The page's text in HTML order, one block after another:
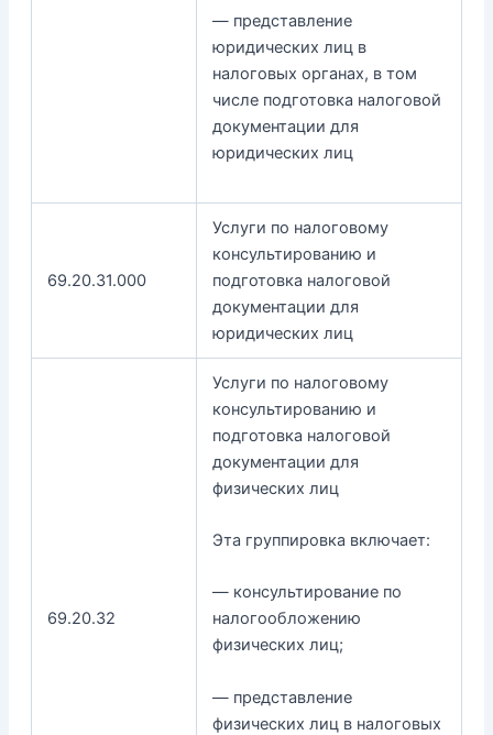
— представление
юридических лиц в
налоговых органах, в том
числе подготовка налоговой
документации для
юридических лиц
69.20.31.000
Услуги по налоговому
консультированию и
подготовка налоговой
документации для
юридических лиц
69.20.32
Услуги по налоговому
консультированию и
подготовка налоговой
документации для
физических лиц
Эта группировка включает:
— консультирование по
налогообложению
физических лиц;
— представление
физических лиц в налоговых